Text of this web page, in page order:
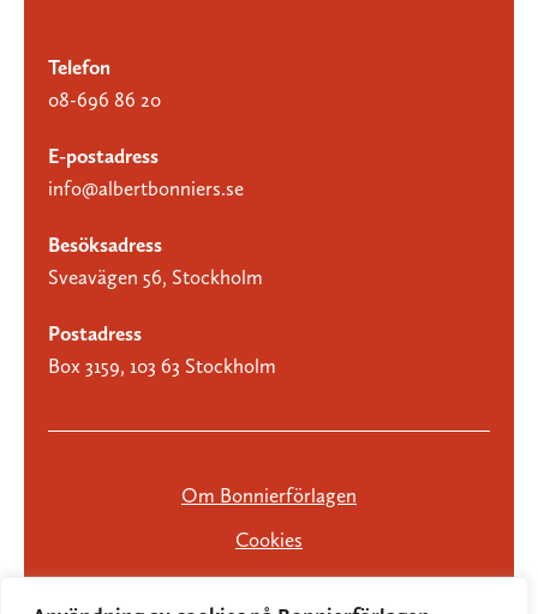
Telefon
08-696 86 20
E-postadress
info@albertbonniers.se
Besöksadress
Sveavägen 56, Stockholm
Postadress
Box 3159, 103 63 Stockholm
Om Bonnierförlagen
Cookies
Integritetspolicy